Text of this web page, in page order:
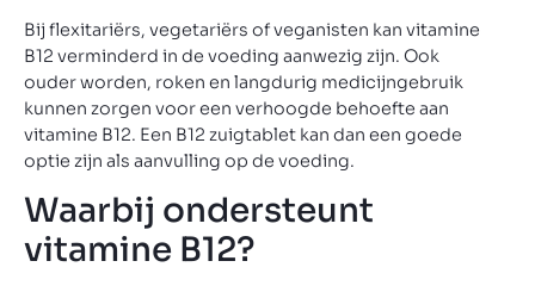
Bij flexitariërs, vegetariërs of veganisten kan vitamine
B12 verminderd in de voeding aanwezig zijn. Ook
ouder worden, roken en langdurig medicijngebruik
kunnen zorgen voor een verhoogde behoefte aan
vitamine B12. Een B12 zuigtablet kan dan een goede
optie zijn als aanvulling op de voeding.
Waarbij ondersteunt
vitamine B12?